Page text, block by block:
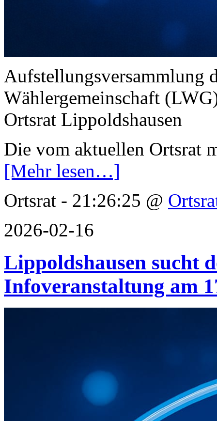
Aufstellungsversammlung
Wählergemeinschaft
Ortsrat Lippoldshausen
Die vom aktuellen Ortsrat
[Mehr lesen…]
Ortsrat - 21:26:25 @
2026-02-16
Lippoldshausen sucht
Infoveranstaltung am